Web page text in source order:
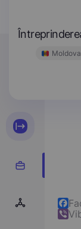
Moldova